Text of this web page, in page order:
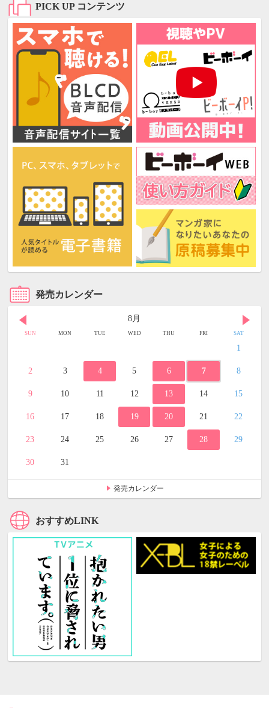
PICK UP コンテンツ
発売カレンダー
8月
SUN MON TUE WED THU FRI SAT
1
2 3 4 5 6 7 8
9 10 11 12 13 14 15
16 17 18 19 20 21 22
23 24 25 26 27 28 29
30 31
発売カレンダー
おすすめLINK